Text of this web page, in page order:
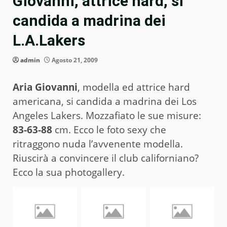
candida a madrina dei
L.A.Lakers
admin Agosto 21, 2009
Aria Giovanni, modella ed attrice hard
americana, si candida a madrina dei Los
Angeles Lakers. Mozzafiato le sue misure:
83-63-88 cm. Ecco le foto sexy che
ritraggono nuda l’avvenente modella.
Riuscirà a convincere il club californiano?
Ecco la sua photogallery.